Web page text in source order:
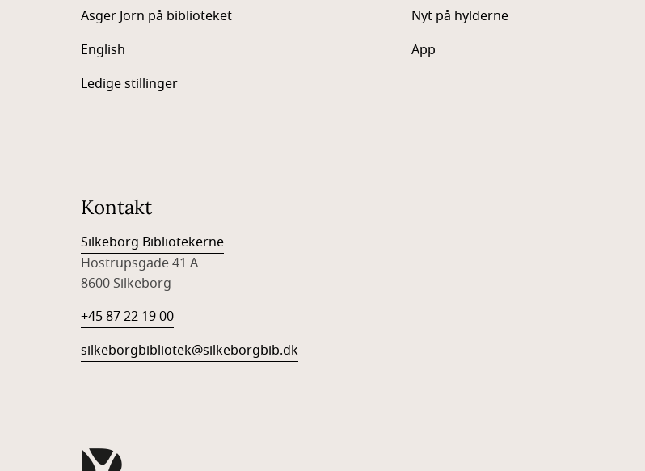
Asger Jorn på biblioteket
English
Ledige stillinger
Nyt på hylderne
App
Kontakt
Silkeborg Bibliotekerne
Hostrupsgade 41 A
8600 Silkeborg
+45 87 22 19 00
silkeborgbibliotek@silkeborgbib.dk